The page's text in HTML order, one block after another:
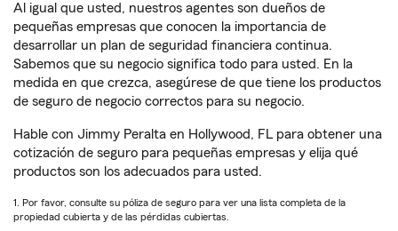
Al igual que usted, nuestros agentes son dueños de
pequeñas empresas que conocen la importancia de
desarrollar un plan de seguridad financiera continua.
Sabemos que su negocio significa todo para usted. En la
medida en que crezca, asegúrese de que tiene los productos
de seguro de negocio correctos para su negocio.
Hable con Jimmy Peralta en Hollywood, FL para obtener una
cotización de seguro para pequeñas empresas y elija qué
productos son los adecuados para usted.
1. Por favor, consulte su póliza de seguro para ver una lista completa de la
propiedad cubierta y de las pérdidas cubiertas.